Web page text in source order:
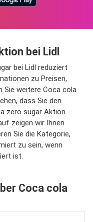
bei Lidl
bei Lidl reduziert
zu Preisen,
Sie weitere Coca cola
dass Sie den
zero sugar Aktion
zeigen wir Ihnen
Sie die Kategorie,
zu sein, wenn
ist.
Coca cola